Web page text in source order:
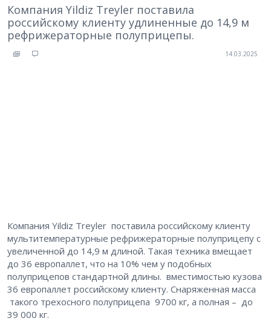
Компания Yildiz Treyler поставила
российскому клиенту удлиненные до 14,9 м
рефрижераторные полуприцепы.
14.03.2025
Компания Yildiz Treyler поставила российскому клиенту
мультитемпературные рефрижераторные полуприцепу с
увеличенной до 14,9 м длиной. Такая техника вмещает
до 36 европаллет, что на 10% чем у подобных
полуприцепов стандартной длины. вместимостью кузова
36 европаллет российскому клиенту. Снаряженная масса
такого трехосного полуприцепа 9700 кг, а полная – до
39 000 кг.